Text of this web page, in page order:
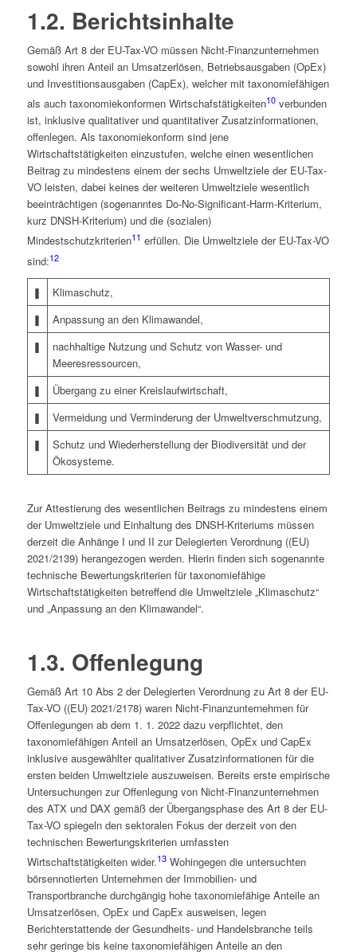
1.2. Berichtsinhalte
Gemäß Art 8 der EU-Tax-VO müssen Nicht-Finanz­unternehmen
sowohl ihren Anteil an Umsatzerlösen, Betriebsausgaben (OpEx)
und Investitionsausgaben (CapEx), welcher mit taxonomiefähigen
als auch taxonomiekonformen Wirtschafstätigkeiten10verbunden
ist, inklusive qualitativer und quantitativer Zusatzinformationen,
offenlegen. Als taxonomiekonform sind jene
Wirtschaftstätigkeiten einzustufen, welche einen wesentlichen
Beitrag zu mindestens einem der sechs Umweltziele der EU-Tax-
VO leisten, dabei keines der weiteren Umweltziele wesentlich
beeinträchtigen (sogenanntes Do-No-Significant-Harm-Kriterium,
kurz DNSH-Kriterium) und die (sozialen)
Mindestschutzkriterien11 erfüllen. Die Umweltziele der EU-Tax-VO
sind:12
❚
Klimaschutz,
❚
Anpassung an den Klimawandel,
❚
nachhaltige Nutzung und Schutz von Wasser- und
Meeresressourcen,
❚
Übergang zu einer Kreislaufwirtschaft,
❚
Vermeidung und Verminderung der Umweltverschmutzung,
❚
Schutz und Wiederher­stellung der Biodiversität und der
Ökosysteme.
Zur Attestierung des wesentlichen Beitrags zu mindestens einem
der Umweltziele und Einhaltung des DNSH-Kriteriums müssen
derzeit die Anhänge I und II zur Delegierten Verordnung ((EU)
2021/2139) herangezogen werden. Hierin finden sich sogenannte
technische Bewertungskriterien für taxonomiefähige
Wirtschaftstätigkeiten betreffend die Umweltziele „Klimaschutz“
und „Anpassung an den Klimawandel“.
1.3. Offenlegung
Gemäß Art 10 Abs 2 der Delegierten Verordnung zu Art 8 der EU-
Tax-VO ((EU) 2021/2178) waren Nicht-Finanz­unternehmen für
Offenlegungen ab dem 1. 1. 2022 dazu verpflichtet, den
taxonomiefähigen Anteil an Umsatzerlösen, OpEx und CapEx
inklusive ausgewählter qualitativer Zusatzinformationen für die
ersten beiden Umweltziele auszuweisen. Bereits erste empirische
Untersuchungen zur Offenlegung von Nicht-Finanz­unternehmen
des ATX und DAX gemäß der Übergangsphase des Art 8 der EU-
Tax-VO spiegeln den sektoralen Fokus der derzeit von den
technischen Bewertungskriterien umfassten
Wirtschaftstätigkeiten wider.13Wohingegen die untersuchten
börsennotierten Unternehmen der Immobilien- und
Transportbranche durchgängig hohe taxonomiefähige Anteile an
Umsatzerlösen, OpEx und CapEx ausweisen, legen
Berichterstattende der Gesundheits- und Handelsbranche teils
sehr geringe bis keine taxonomiefähigen Anteile an den